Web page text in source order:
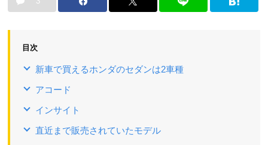
目次
新車で買えるホンダのセダンは2車種
アコード
インサイト
直近まで販売されていたモデル